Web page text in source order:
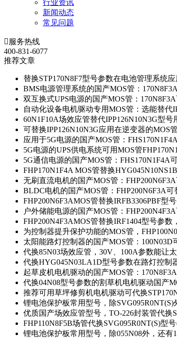
行业资讯
新闻动态
常见问题
 服务热线
400-831-6077
推荐文章
替换STP170N8F7型号参数在电池管理系统应
BMS电源管理系统的国产MOS管：
双互换式UPS电源的国产MOS管：
自动化设备电机驱动专用MOS管：选能替代
60N1F10A场效应管替代IPP126N10N3G型号
可替换IPP126N10N3G应用在逆变器的MOS
应用于5G电源的国产MOS管：
5G电源的UPS供电系统可用MOS管
5G通信电源的国产MOS管：FHS170N1F4A
FHP170N1F4A MOS管替换
无刷直流电机的国产MOS管：
BLDC电机的国产MOS管：FHP200N6F3A可
FHP200N6F3AMOS管替换IRFB3306PBF型
户外储能电源的国产MOS管：
FHP200N4F3AMOS管替换IRF1404型号参数
为控制器提升保护功能的MOS管，
太阳能路灯控制器的国产MOS管：100N03D
代换85N03场效应管，30V、100A参数能让
代换HYG045N03LA1D型号参数在路灯控制
起草皮机电机驱动的国产MOS管：
代换04N08型号参数的割草机电机驱动国产
推荐可用草坪修剪机电机驱动可代换
锂电池保护板常用型号，除SVG095R0NT(S)
优质国产场效应管型号，TO-226封装管代换
FHP110N8F5B场管代换SVG095R0NT(S)型
锂电池保护板常用型号，除055N08外，还有